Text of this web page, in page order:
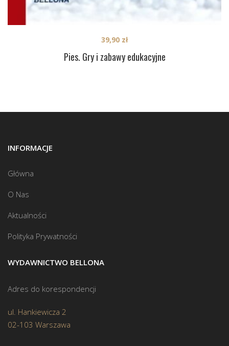
Pies. Gry i zabawy edukacyjne
39,90 zł
INFORMACJE
Główna
O Nas
Aktualności
Polityka Prywatności
WYDAWNICTWO BELLONA
Adres do korespondencji
ul. Hankiewicza 2
02-103 Warszawa